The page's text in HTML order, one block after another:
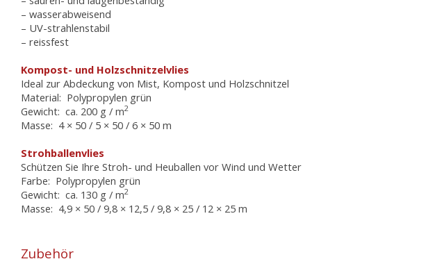
– wasserabweisend
– UV-strahlenstabil
– reissfest
Kompost- und Holzschnitzelvlies
Ideal zur Abdeckung von Mist, Kompost und Holzschnitzel
Material: Polypropylen grün
Gewicht: ca. 200 g / m2
Masse: 4 × 50 / 5 × 50 / 6 × 50 m
Strohballenvlies
Schützen Sie Ihre Stroh- und Heuballen vor Wind und Wetter
Farbe: Polypropylen grün
Gewicht: ca. 130 g / m2
Masse: 4,9 × 50 / 9,8 × 12,5 / 9,8 × 25 / 12 × 25 m
Zubehör